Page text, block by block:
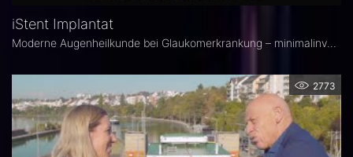
iStent Implantat
2773